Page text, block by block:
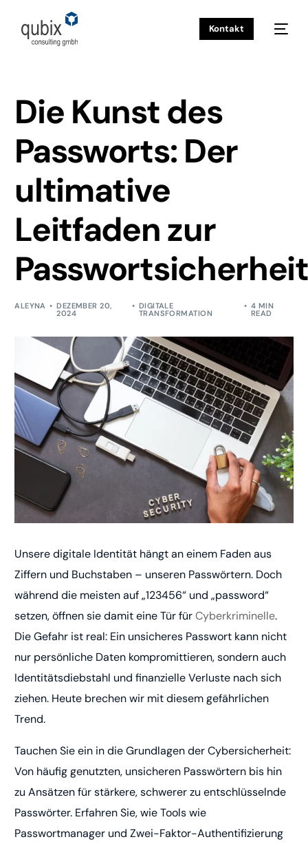
Kontakt
INSIGHTS DIGITALE TRANSFORMATION
DIE KUNST DES
Die Kunst des
Passworts: Der
ultimative
Leitfaden zur
Passwortsicherheit
ALEYNA DEZEMBER 20,
2024
DIGITALE
TRANSFORMATION
4 MIN
READ
Unsere digitale Identität hängt an einem Faden aus
Ziffern und Buchstaben – unseren Passwörtern. Doch
während die meisten auf „123456“ und „password“
setzen, öffnen sie damit eine Tür fürCyberkriminelle.
Die Gefahr ist real: Ein unsicheres Passwort kann nicht
nur persönliche Daten kompromittieren, sondern auch
Identitätsdiebstahl und finanzielle Verluste nach sich
ziehen. Heute brechen wir mit diesem gefährlichen
Trend.
Tauchen Sie ein in die Grundlagen der Cybersicherheit:
Von häufig genutzten, unsicheren Passwörtern bis hin
zu Ansätzen für stärkere, schwerer zu entschlüsselnde
Passwörter. Erfahren Sie, wie Tools wie
Passwortmanager und Zwei-Faktor-Authentifizierung